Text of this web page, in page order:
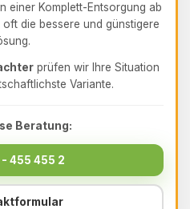
einer Komplett-Entsorgung ab
oft die bessere und günstigere
prüfen wir Ihre Situation
Variante.
Beratung:
455 455 2